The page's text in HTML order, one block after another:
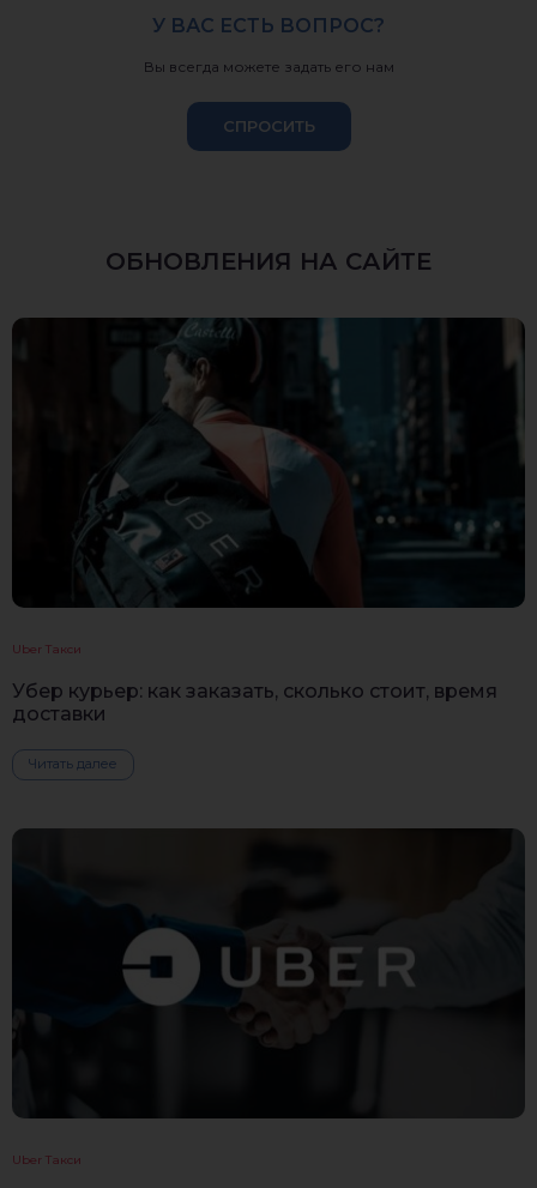
У ВАС ЕСТЬ ВОПРОС?
Вы всегда можете задать его нам
СПРОСИТЬ
ОБНОВЛЕНИЯ НА САЙТЕ
Uber Такси
Убер курьер: как заказать, сколько стоит, время
доставки
Читать далее
Uber Такси